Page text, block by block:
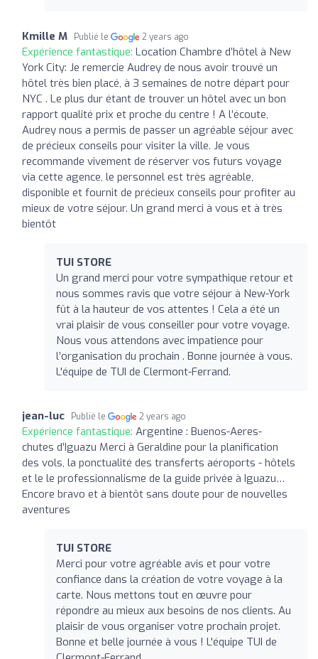
Kmille M Publié le 2 years ago
Expérience fantastique: Location Chambre d’hôtel à New
York City: Je remercie Audrey de nous avoir trouvé un
hôtel très bien placé, à 3 semaines de notre départ pour
NYC . Le plus dur étant de trouver un hôtel avec un bon
rapport qualité prix et proche du centre ! A l’écoute,
Audrey nous a permis de passer un agréable séjour avec
de précieux conseils pour visiter la ville. Je vous
recommande vivement de réserver vos futurs voyage
via cette agence, le personnel est très agréable,
disponible et fournit de précieux conseils pour profiter au
mieux de votre séjour. Un grand merci à vous et à très
bientôt
TUI STORE
Un grand merci pour votre sympathique retour et
nous sommes ravis que votre séjour à New-York
fût à la hauteur de vos attentes ! Cela a été un
vrai plaisir de vous conseiller pour votre voyage.
Nous vous attendons avec impatience pour
l’organisation du prochain . Bonne journée à vous.
L'équipe de TUI de Clermont-Ferrand.
jean-luc Publié le 2 years ago
Expérience fantastique: Argentine : Buenos-Aeres-
chutes d’Iguazu Merci à Geraldine pour la planification
des vols, la ponctualité des transferts aéroports - hôtels
et le le professionnalisme de la guide privée à Iguazu…
Encore bravo et à bientôt sans doute pour de nouvelles
aventures
TUI STORE
Merci pour votre agréable avis et pour votre
confiance dans la création de votre voyage à la
carte. Nous mettons tout en œuvre pour
répondre au mieux aux besoins de nos clients. Au
plaisir de vous organiser votre prochain projet.
Bonne et belle journée à vous ! L'équipe TUI de